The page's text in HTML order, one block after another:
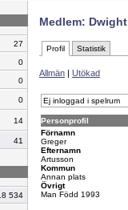
27
0
0
0
14
41
534
Medlem: Dwight
Profil Statistik
Allmän | Utökad
Ej inloggad i spelrum
Personprofil
Förnamn
Greger
Efternamn
Artusson
Kommun
Annan plats
Övrigt
Man Född 1993